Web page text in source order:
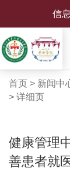
信
首页 > 新闻中
> 详细页
健康管理
善患者就